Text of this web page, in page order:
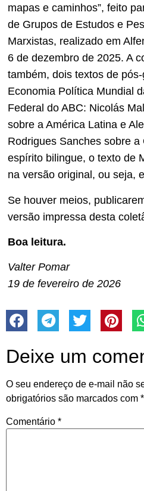
mapas e caminhos”, feito
de Grupos de Estudos e
Marxistas, realizado em
6 de dezembro de 2025. A
também, dois textos de
Economia Política Mundial
Federal do ABC: Nicolás
sobre a América Latina e
Rodrigues Sanches sobre a
espírito bilingue, o texto de
na versão original, ou seja,
Se houver meios,
versão impressa desta
Boa leitura.
Valter Pomar
19 de fevereiro de 2026
Deixe um
O seu endereço de e-mail não
obrigatórios são marcados com *
Comentário *